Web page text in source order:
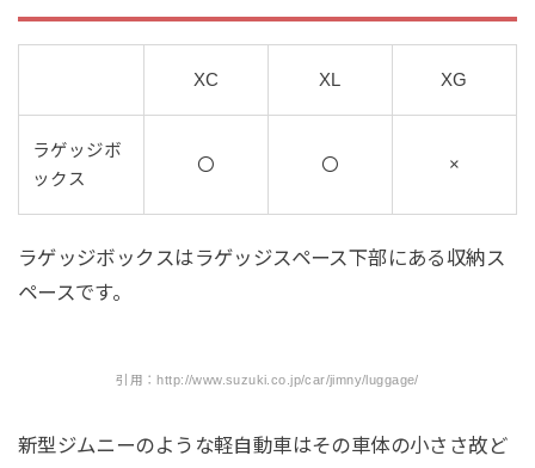
XC XL XG
ラゲッジボ
ックス
〇 〇 ×
ラゲッジボックスはラゲッジスペース下部にある収納ス
ペースです。
引用：http://www.suzuki.co.jp/car/jimny/luggage/
新型ジムニーのような軽自動車はその車体の小ささ故ど